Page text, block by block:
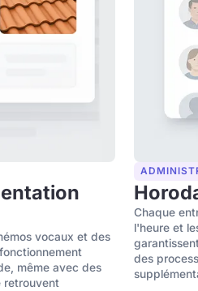
vocaux et des
même avec des
retrouvent
Chaque
l'heure et
des